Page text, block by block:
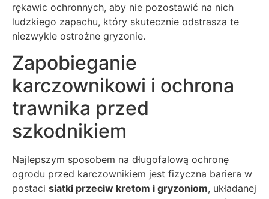
rękawic ochronnych, aby nie pozostawić na nich
ludzkiego zapachu, który skutecznie odstrasza te
niezwykle ostrożne gryzonie.
Zapobieganie
karczownikowi i ochrona
trawnika przed
szkodnikiem
Najlepszym sposobem na długofalową ochronę
ogrodu przed karczownikiem jest fizyczna bariera w
postaci siatki przeciw kretom i gryzoniom, układanej